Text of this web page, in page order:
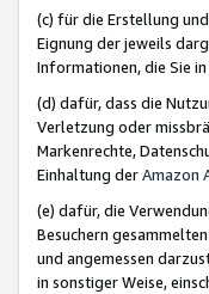
(c) für die Erstellung
Eignung der jeweils
Informationen, die Sie
(d) dafür, dass die
Verletzung oder
Markenrechte,
Einhaltung derAmazon
(e) dafür, die
Besuchern
und angemessen
in sonstiger Weise,